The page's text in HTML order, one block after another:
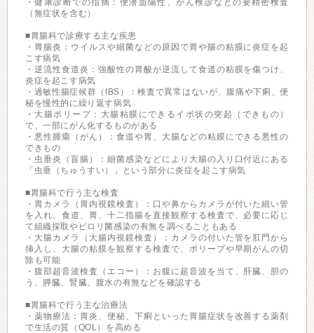
・健康診断での指摘：便潜血陽性、がん検診などの要精密検査
（無症状を含む）
■胃腸科で診療する主な疾患
・胃腸炎：ウイルスや細菌などの原因で胃や腸の粘膜に炎症を起
こす病気
・逆流性食道炎：強酸性の胃酸が逆流して食道の粘膜を傷つけ、
炎症を起こす病気
・過敏性腸症候群（IBS）：検査で異常はないが、腹痛や下痢、便
秘を慢性的に繰り返す病気
・大腸ポリープ：大腸粘膜にできるイボ状の突起（できもの）
で、一部にがん化するものがある
・悪性腫瘍（がん）：食道や胃、大腸などの粘膜にできる悪性の
できもの
・虫垂炎（盲腸）：細菌感染などにより大腸の入り口付近にある
「虫垂（ちゅうすい）」という部分に炎症を起こす病気
■胃腸科で行う主な検査
・胃カメラ（胃内視鏡検査）：口や鼻からカメラが付いた細い管
を入れ、食道、胃、十二指腸を直接観察する検査で、必要に応じ
て組織採取やピロリ菌感染の有無を調べることもある
・大腸カメラ（大腸内視鏡検査）：カメラの付いた管を肛門から
挿入し、大腸の粘膜を観察する検査で、ポリープや早期がんの切
除も可能
・腹部超音波検査（エコー）：お腹に超音波を当て、肝臓、胆の
う、膵臓、腎臓、腹水の有無などを確認する
■胃腸科で行う主な治療法
・薬物療法：胃炎、便秘、下痢といった胃腸症状を改善する薬剤
で生活の質（QOL）を高める